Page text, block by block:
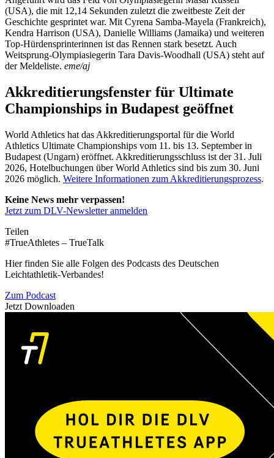
(USA), die mit 12,14 Sekunden zuletzt die zweitbeste Zeit der
Geschichte gesprintet war. Mit Cyrena Samba-Mayela (Frankreich),
Kendra Harrison (USA), Danielle Williams (Jamaika) und weiteren
Top-Hürdensprinterinnen ist das Rennen stark besetzt. Auch
Weitsprung-Olympiasiegerin Tara Davis-Woodhall (USA) steht auf
der Meldeliste. eme/aj
Akkreditierungsfenster für Ultimate
Championships in Budapest geöffnet
World Athletics hat das Akkreditierungsportal für die World
Athletics Ultimate Championships vom 11. bis 13. September in
Budapest (Ungarn) eröffnet. Akkreditierungsschluss ist der 31. Juli
2026, Hotelbuchungen über World Athletics sind bis zum 30. Juni
2026 möglich. Weitere Informationen zum Akkreditierungsprozess.
Keine News mehr verpassen!
Jetzt zum DLV-Newsletter anmelden
Teilen
#TrueAthletes – TrueTalk
Hier finden Sie alle Folgen des Podcasts des Deutschen
Leichtathletik-Verbandes!
Zum Podcast
Jetzt Downloaden